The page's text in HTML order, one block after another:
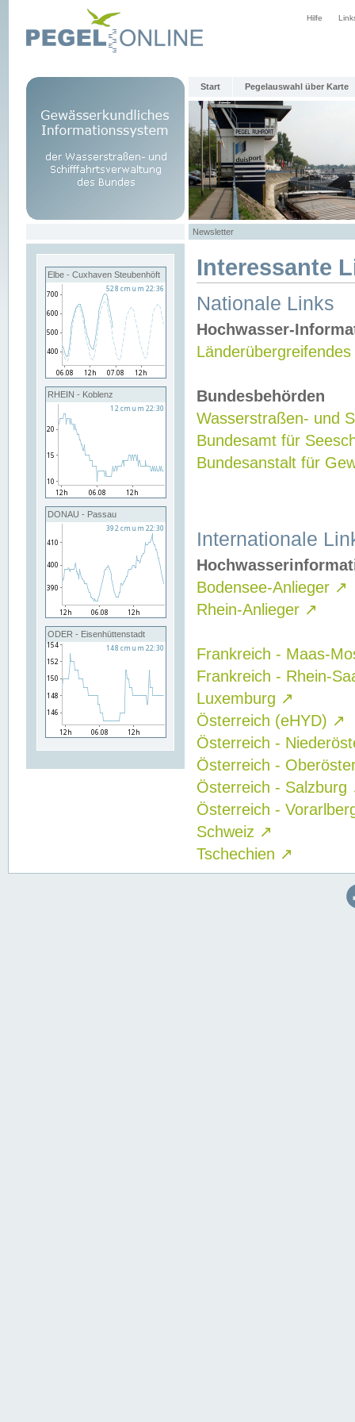
Hilfe
Start Pegelauswahl über Karte
Newsletter
Elbe - Cuxhaven Steubenhöft
RHEIN - Koblenz
DONAU - Passau
ODER - Eisenhüttenstadt
Interessante
Nationale Links
Hochwasser-
Bundesbehörden
Wasserstraßen- und
Bundesamt für
Bundesanstalt für
Internationale
Bodensee-Anlieger ↗
Rhein-Anlieger ↗
Frankreich - Maas-
Frankreich - Rhein-
Luxemburg ↗
Österreich (eHYD) ↗
Österreich -
Österreich -
Österreich - Salzburg
Österreich -
Schweiz ↗
Tschechien ↗